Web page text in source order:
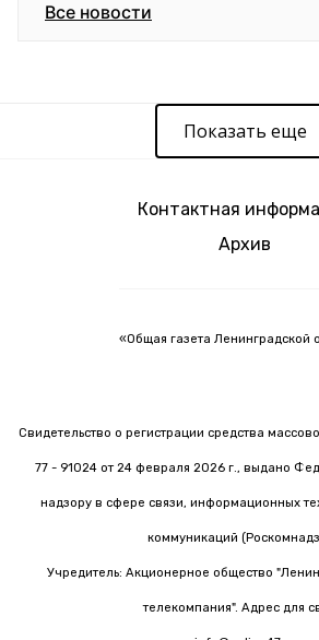
Все новости
Показать еще
Контактная
Архив
«Общая газета Ленинградской
Свидетельство о регистрации средства
77 - 91024 от 24 февраля 2026 г., выдано
надзору в сфере связи, информационных
коммуникаций
Учредитель: Акционерное общество
телекомпания". Адрес для